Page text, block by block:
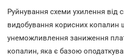
Руйнування схеми ухилення від
видобування корисних копалин
унеможливлення заниження
копалин, яка є базою